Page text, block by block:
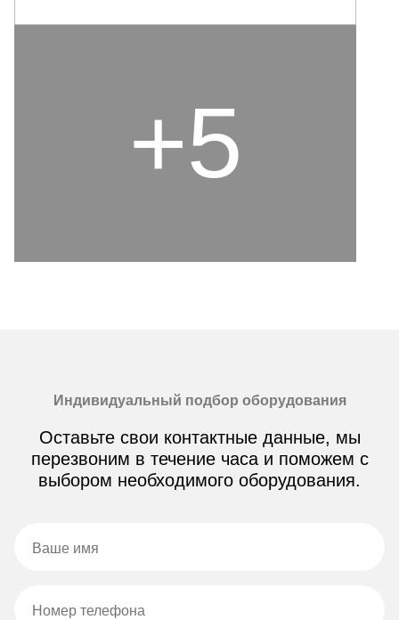
+5
Индивидуальный подбор оборудования
Оставьте свои контактные данные, мы
перезвоним в течение часа и поможем с
выбором необходимого оборудования.